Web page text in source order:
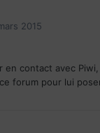
2015
en contact avec
forum pour lui